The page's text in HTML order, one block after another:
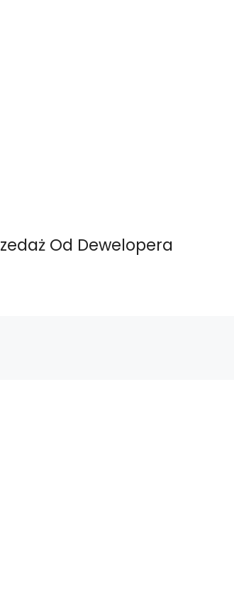
Od Dewelopera